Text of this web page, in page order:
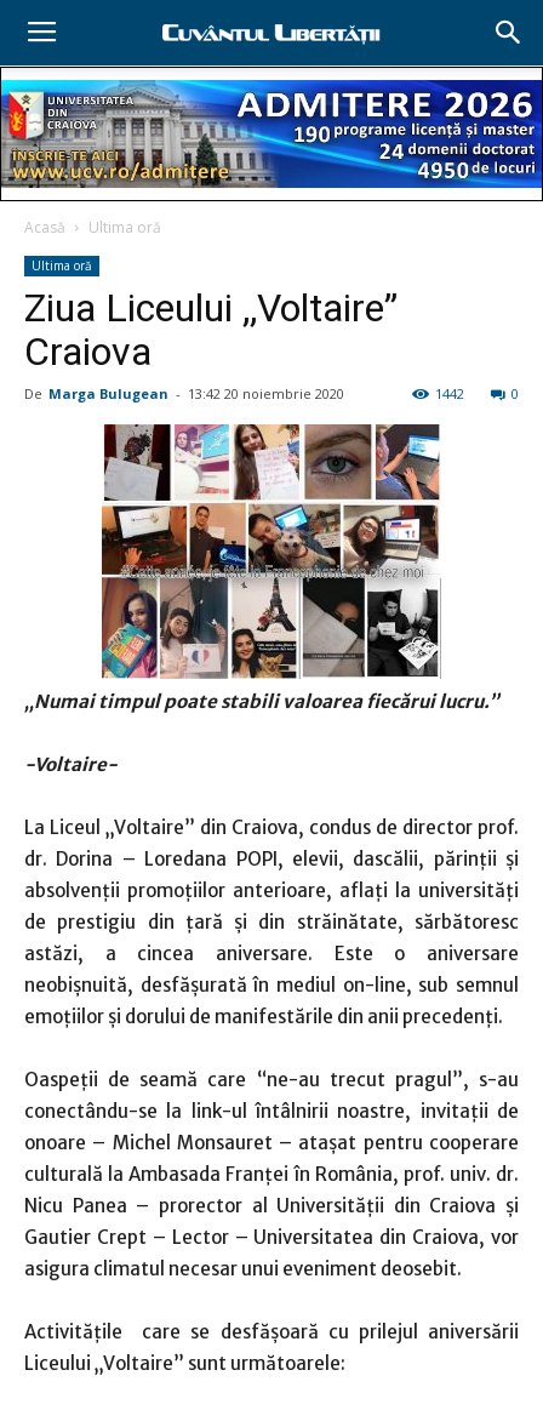
Acasă Ultima oră
Ultima oră
Ziua Liceului ,,Voltaire”
Craiova
De Marga Bulugean - 13:42 20 noiembrie 2020 0
1442
„Numai timpul poate stabilivaloarea fiecărui lucru.”
-Voltaire-
La Liceul „Voltaire” din Craiova, condus de director prof.
dr. Dorina – Loredana POPI, elevii, dascălii, părinții și
absolvenții promoțiilor anterioare, aflați la universități
de prestigiu din țară și din străinătate, sărbătoresc
astăzi, a cincea aniversare. Este o aniversare
neobișnuită, desfășurată în mediul on-line, sub semnul
emoțiilor și dorului de manifestările din anii precedenți.
Oaspeții de seamă care “ne-au trecut pragul”, s-au
conectându-se la link-ul întâlnirii noastre, invitații de
onoare – Michel Monsauret – atașat pentru cooperare
culturală la Ambasada Franței în România, prof. univ. dr.
Nicu Panea – prorector al Universității din Craiova și
Gautier Crept – Lector – Universitatea din Craiova, vor
asigura climatul necesar unui eveniment deosebit.
Activitățile care se desfășoară cu prilejul aniversării
Liceului „Voltaire” sunt următoarele: